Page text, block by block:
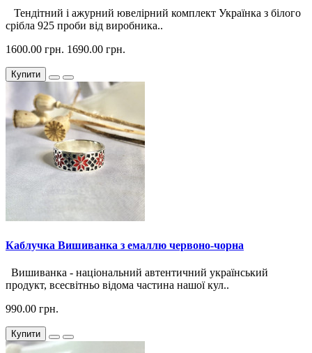
Тендітний і ажурний ювелірний комплект Українка з білого
срібла 925 проби від виробника..
1600.00 грн. 1690.00 грн.
Купити
Каблучка Вишиванка з емаллю червоно-чорна
Вишиванка - національний автентичний український
продукт, всесвітньо відома частина нашої кул..
990.00 грн.
Купити